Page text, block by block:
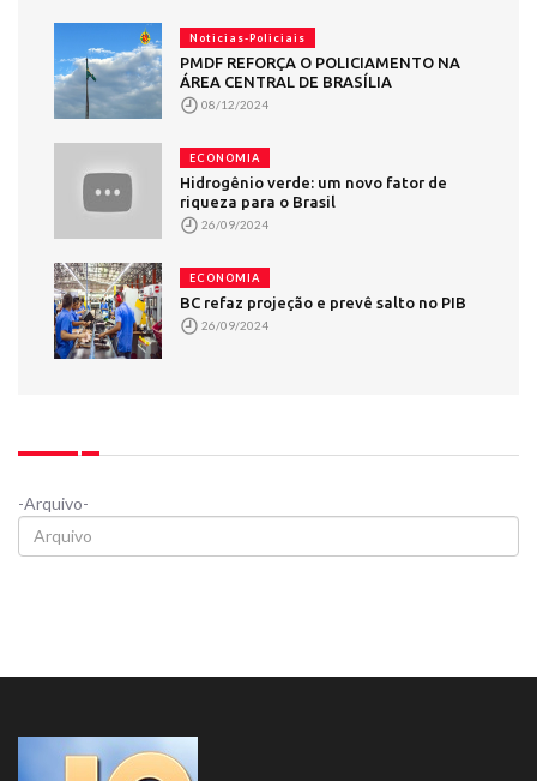
Noticias-Policiais
PMDF REFORÇA O POLICIAMENTO NA
ÁREA CENTRAL DE BRASÍLIA
08/12/2024
ECONOMIA
Hidrogênio verde: um novo fator de
riqueza para o Brasil
26/09/2024
ECONOMIA
BC refaz projeção e prevê salto no PIB
26/09/2024
-Arquivo-